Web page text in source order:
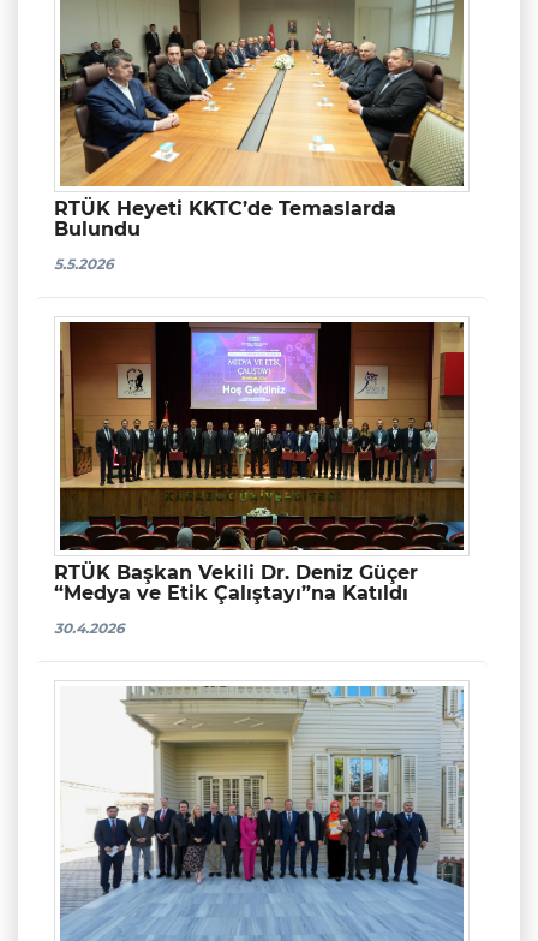
RTÜK Heyeti KKTC’de Temaslarda
Bulundu
5.5.2026
RTÜK Başkan Vekili Dr. Deniz Güçer
“Medya ve Etik Çalıştayı”na Katıldı
30.4.2026